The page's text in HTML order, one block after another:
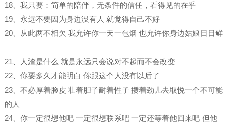
18、我只要：简单的陪伴，无条件的信任，看得见的在乎
19、永远不要因为身边没有人 就觉得自己不好 ​​​​
20、从此两不相欠 我允许你一天一包烟 也允许你身边姑娘日日鲜
21、人渣是什么 就是永远只会说对不起而不会改变 ​ ​​​​
22、你要多久才能明白 你跟这个人没有以后了
23、不必厚着脸皮 壮着胆子耐着性子 攒着劲儿去取悦一个不可能
的人
24、你一定很想他吧 一定很想联系吧 一定还等着他回来吧 但他